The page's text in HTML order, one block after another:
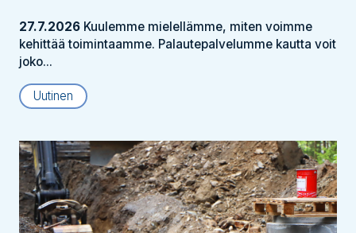
27.7.2026 Kuulemme mielellämme, miten voimme
kehittää toimintaamme. Palautepalvelumme kautta voit
joko...
Uutinen